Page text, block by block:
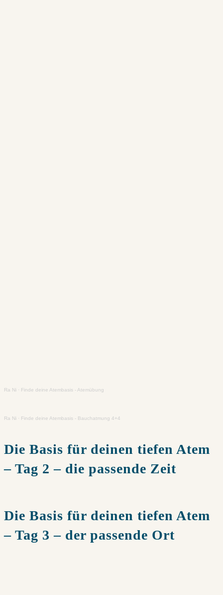
Ra Ni · Finde deine Atembasis - Atemübung
Ra Ni · Finde deine Atembasis - Bauchatmung 4+4
Die Basis für deinen tiefen Atem
– Tag 2 – die passende Zeit
Die Basis für deinen tiefen Atem
– Tag 3 – der passende Ort